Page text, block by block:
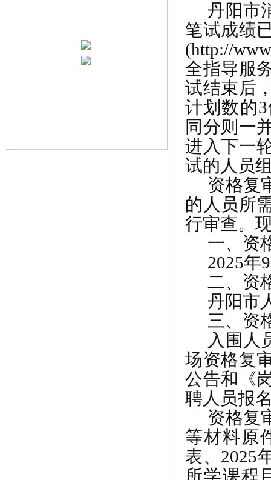
丹阳市
笔试成绩
(http://
全指导服
试结束后
计划数的3
同分则一
进入下一
试的人员
资格复
的人员所
行审查。
一、资
2025年9
二、资
丹阳市
三、资
入围人
场资格复
公告和《
聘人员报
资格复
等材料原
表、 2025
所学课程